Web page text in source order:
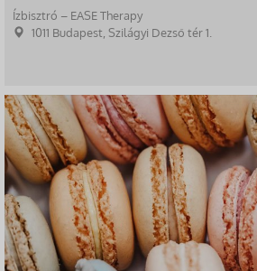
Ízbisztró – EASE Therapy
1011 Budapest, Szilágyi Dezső tér 1.
-37%